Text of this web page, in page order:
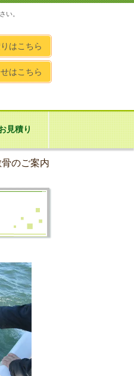
い。
はこちら
はこちら
見積り
のご案内